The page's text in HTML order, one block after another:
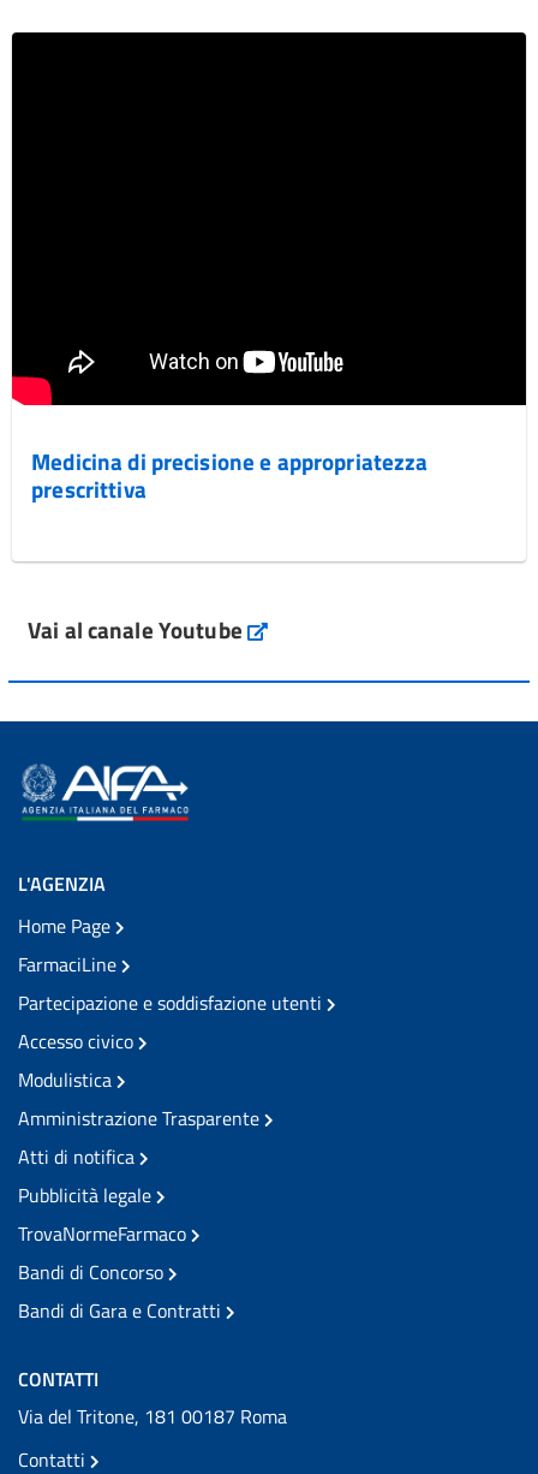
Medicina di precisione e appropriatezza
prescrittiva
Vai al canale Youtube
L'AGENZIA
Home Page
FarmaciLine
Partecipazione e soddisfazione utenti
Accesso civico
Modulistica
Amministrazione Trasparente
Atti di notifica
Pubblicità legale
TrovaNormeFarmaco
Bandi di Concorso
Bandi di Gara e Contratti
CONTATTI
Via del Tritone, 181 00187 Roma
Contatti